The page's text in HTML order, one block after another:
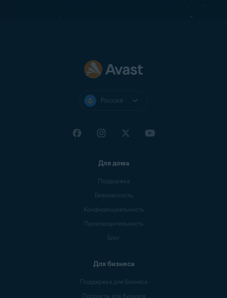
Россия
Для дома
Поддержка
Безопасность
Конфиденциальность
Производительность
Блог
Для бизнеса
Поддержка для бизнеса
Продукты для бизнеса